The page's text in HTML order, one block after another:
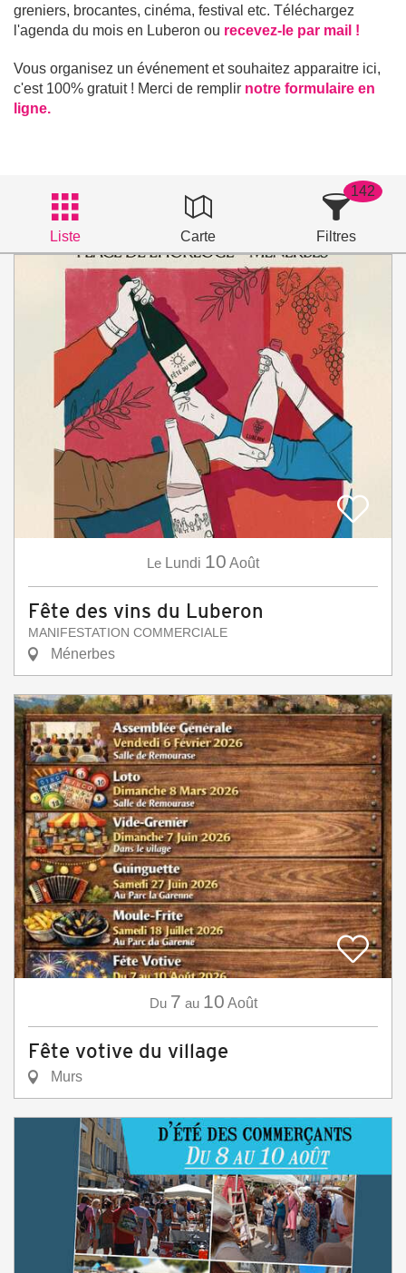
greniers, brocantes, cinéma, festival etc. Téléchargez
l'agenda du mois en Luberon ou recevez-le par mail !
Vous organisez un événement et souhaitez apparaitre ici,
c'est 100% gratuit ! Merci de remplir notre formulaire en
ligne.
Liste Carte Filtres
142
Le Lundi 10 Août
Fête des vins du Luberon
MANIFESTATION COMMERCIALE
Ménerbes
Du 7 au 10 Août
Fête votive du village
Murs